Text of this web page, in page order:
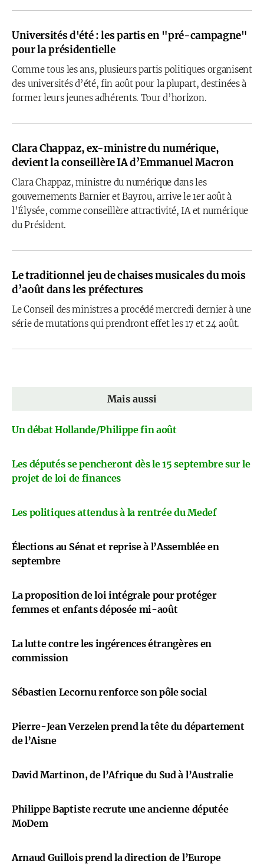
Universités d'été : les partis en "pré-campagne"
pour la présidentielle
Comme tous les ans, plusieurs partis politiques organisent
des universités d’été, fin août pour la plupart, destinées à
former leurs jeunes adhérents. Tour d’horizon.
Clara Chappaz, ex-ministre du numérique,
devient la conseillère IA d’Emmanuel Macron
Clara Chappaz, ministre du numérique dans les
gouvernements Barnier et Bayrou, arrive le 1er août à
l’Élysée, comme conseillère attractivité, IA et numérique
du Président.
Le traditionnel jeu de chaises musicales du mois
d’août dans les préfectures
Le Conseil des ministres a procédé mercredi dernier à une
série de mutations qui prendront effet les 17 et 24 août.
Mais aussi
Un débat Hollande/Philippe fin août
Les députés se pencheront dès le 15 septembre sur le
projet de loi de finances
Les politiques attendus à la rentrée du Medef
Élections au Sénat et reprise à l’Assemblée en
septembre
La proposition de loi intégrale pour protéger
femmes et enfants déposée mi-août
La lutte contre les ingérences étrangères en
commission
Sébastien Lecornu renforce son pôle social
Pierre-Jean Verzelen prend la tête du département
de l’Aisne
David Martinon, de l’Afrique du Sud à l’Australie
Philippe Baptiste recrute une ancienne députée
MoDem
Arnaud Guillois prend la direction de l’Europe